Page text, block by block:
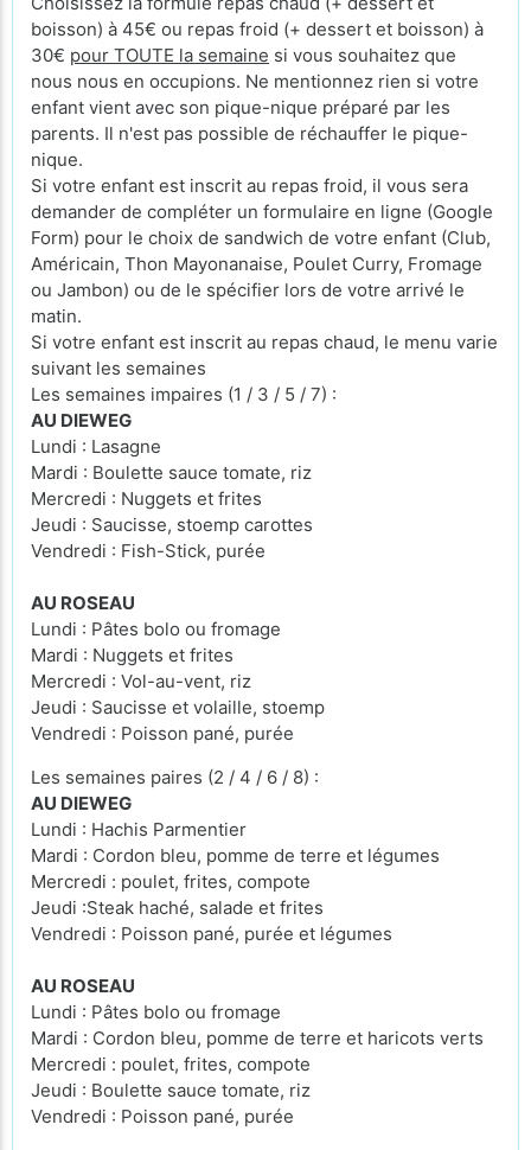
boisson) à 45€ ou repas froid (+ dessert et boisson) à
30€ pour TOUTE la semaine si vous souhaitez que
nous nous en occupions. Ne mentionnez rien si votre
enfant vient avec son pique-nique préparé par les
parents. Il n'est pas possible de réchauffer le pique-
nique.
Si votre enfant est inscrit au repas froid, il vous sera
demander de compléter un formulaire en ligne (Google
Form) pour le choix de sandwich de votre enfant (Club,
Américain, Thon Mayonanaise, Poulet Curry, Fromage
ou Jambon) ou de le spécifier lors de votre arrivé le
matin.
Si votre enfant est inscrit au repas chaud, le menu varie
suivant les semaines
Les semaines impaires (1 / 3 / 5 / 7) :
AU DIEWEG
Lundi : Lasagne
Mardi : Boulette sauce tomate, riz
Mercredi : Nuggets et frites
Jeudi : Saucisse, stoemp carottes
Vendredi : Fish-Stick, purée
AU ROSEAU
Lundi : Pâtes bolo ou fromage
Mardi : Nuggets et frites
Mercredi : Vol-au-vent, riz
Jeudi : Saucisse et volaille, stoemp
Vendredi : Poisson pané, purée
Les semaines paires (2 / 4 / 6 / 8) :
AU DIEWEG
Lundi : Hachis Parmentier
Mardi : Cordon bleu, pomme de terre et légumes
Mercredi : poulet, frites, compote
Jeudi :Steak haché, salade et frites
Vendredi : Poisson pané, purée et légumes
AU ROSEAU
Lundi : Pâtes bolo ou fromage
Mardi : Cordon bleu, pomme de terre et haricots verts
Mercredi : poulet, frites, compote
Jeudi : Boulette sauce tomate, riz
Vendredi : Poisson pané, purée